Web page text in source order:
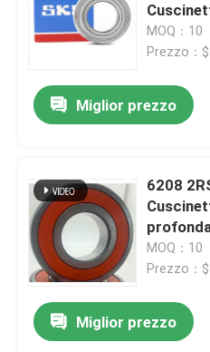
Prodotti
Su di noi
Visita alla fabbrica
anelli di
MOQ：10
Prezzo：
Miglior prezzo
6208
MOQ：10
Prezzo：
Miglior prezzo